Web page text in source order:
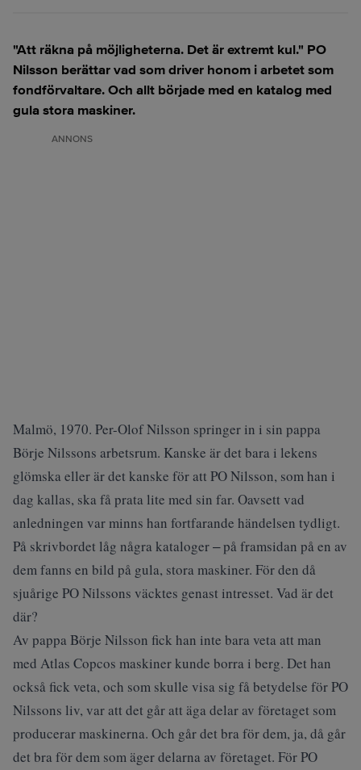
"Att räkna på möjligheterna. Det är extremt kul." PO
Nilsson berättar vad som driver honom i arbetet som
fondförvaltare. Och allt började med en katalog med
gula stora maskiner.
ANNONS
Malmö, 1970. Per-Olof Nilsson springer in i sin pappa
Börje Nilssons arbetsrum. Kanske är det bara i lekens
glömska eller är det kanske för att PO Nilsson, som han i
dag kallas, ska få prata lite med sin far. Oavsett vad
anledningen var minns han fortfarande händelsen tydligt.
På skrivbordet låg några kataloger ‒ på framsidan på en av
dem fanns en bild på gula, stora maskiner. För den då
sjuårige PO Nilssons väcktes genast intresset. Vad är det
där?
Av pappa Börje Nilsson fick han inte bara veta att man
med Atlas Copcos maskiner kunde borra i berg. Det han
också fick veta, och som skulle visa sig få betydelse för PO
Nilssons liv, var att det går att äga delar av företaget som
producerar maskinerna. Och går det bra för dem, ja, då går
det bra för dem som äger delarna av företaget. För PO